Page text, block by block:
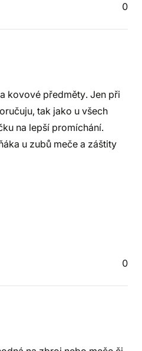
0
kovové předměty. Jen při
tak jako u všech
na lepší promíchání.
u zubů meče a záštity
0